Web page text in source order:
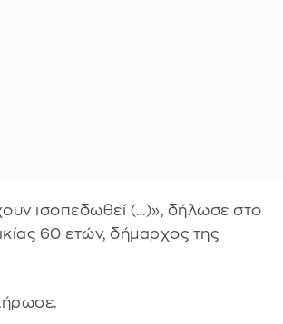
ισοπεδωθεί (…)», δήλωσε στο
60 ετών, δήμαρχος της